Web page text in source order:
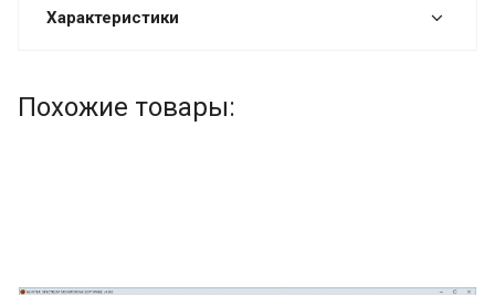
Характеристики
Похожие товары: